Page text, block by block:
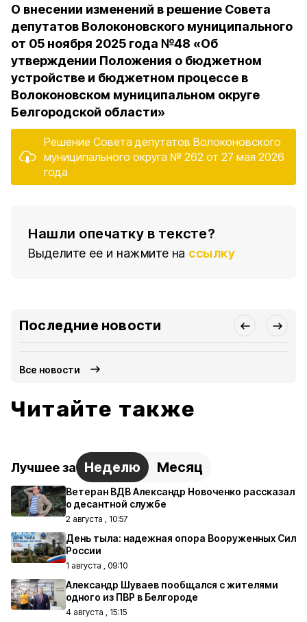
О внесении изменений в решение Совета
депутатов Волоконовского муниципального
от 05 ноября 2025 года №48 «Об
утверждении Положения о бюджетном
устройстве и бюджетном процессе в
Волоконовском муниципальном округе
Белгородской области»
Решение Совета депутатов Волоконовского
муниципального округа № 262 от 27 мая 2026
года
Нашли опечатку в тексте?
Выделите ее и нажмите на ссылку
Последние новости
Все новости
Читайте также
Лучшее за Неделю Месяц
Ветеран ВДВ Александр Новоченко рассказал
о десантной службе
2 августа , 10:57
День тыла: надежная опора Вооруженных Сил
России
1 августа , 09:10
Александр Шуваев пообщался с жителями
одного из ПВР в Белгороде
4 августа , 15:15